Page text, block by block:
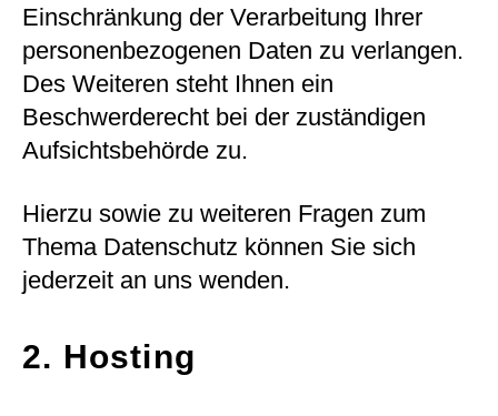
Einschränkung der Verarbeitung Ihrer
personenbezogenen Daten zu verlangen.
Des Weiteren steht Ihnen ein
Beschwerderecht bei der zuständigen
Aufsichtsbehörde zu.
Hierzu sowie zu weiteren Fragen zum
Thema Datenschutz können Sie sich
jederzeit an uns wenden.
2. Hosting